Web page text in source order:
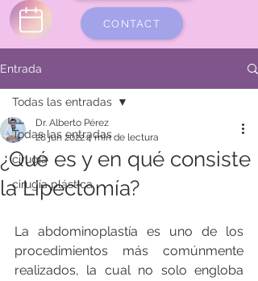
CONTACT
Entrada
Todas las entradas
cirugía
cirugía plástica
Todas las entradas
¿Qué es y en qué consiste
la Lipectomía?
Dr. Alberto Pérez
28 jun 20224 min de lectura
La abdominoplastía es uno de los
procedimientos más comúnmente
realizados, la cual no solo engloba